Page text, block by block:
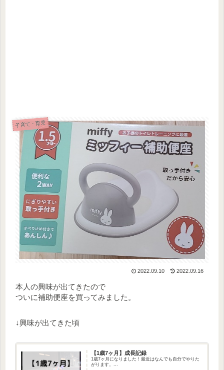
子育て・育児
2022.09.10 2022.09.16
本人の興味が出てきたので
ついに補助便座を買ってみました。
↓興味が出てきた頃
【1歳7ヶ月】成長記録
1歳7ヶ月になりました！最近はなんでも自分でやりた
がります。...